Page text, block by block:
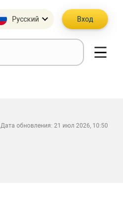
Русский Вход
Дата обновления: 21 июл 2026, 10:50